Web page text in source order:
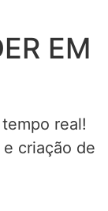
EM
real!
criação de